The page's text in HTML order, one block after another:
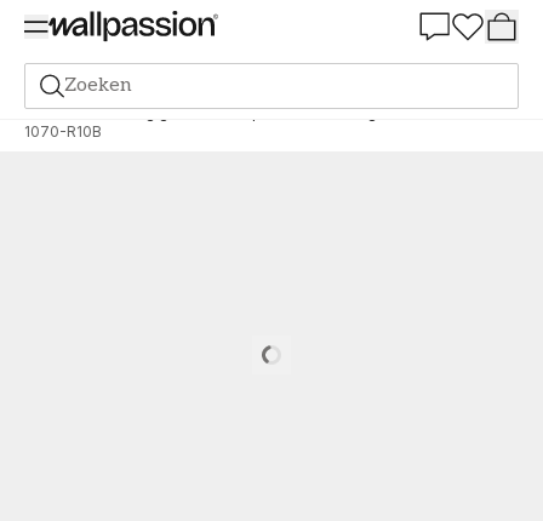
Zoeken
Verf Bestelling gebaseerd op NCS Bestelling door NCS
1070-R10B